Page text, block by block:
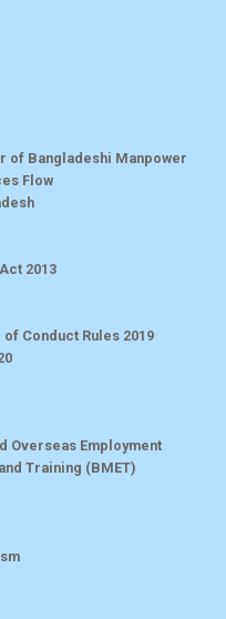
of Bangladeshi Manpower
Flow
2013
Conduct Rules 2019
Overseas Employment
Training (BMET)